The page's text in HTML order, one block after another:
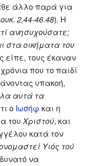
άλλο παρά για
2,44-46.48). Η
ανησυχούσατε;
στα οικήματα του
είπε, τους έκαναν
που το παιδί
υπακοή,
αυτά τα
ο Ιωσήφ και η
του Χριστού, και
κατά τον
Υιός τού
να